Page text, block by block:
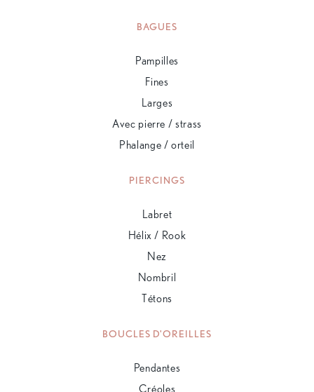
BAGUES
Pampilles
Fines
Larges
Avec pierre / strass
Phalange / orteil
PIERCINGS
Labret
Hélix / Rook
Nez
Nombril
Tétons
BOUCLES D'OREILLES
Pendantes
Créoles